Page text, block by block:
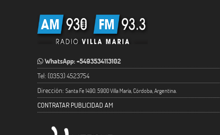
WhatsApp: +5493534113102
Tel: (0353) 4523754
Dirección: Santa Fe 1490. 5900 Villa María, Córdoba, Argentina.
CONTRATAR PUBLICIDAD AM